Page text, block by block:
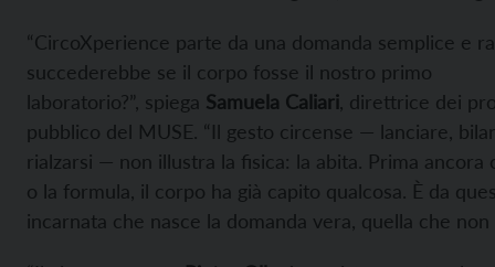
“CircoXperience parte da una domanda semplice e
succederebbe se il corpo fosse il nostro primo
laboratorio?”, spiega Samuela Caliari , direttrice dei
pubblico del MUSE. “Il gesto circense — lanciare,
rialzarsi — non illustra la fisica: la abita. Prima ancora
o la formula, il corpo ha già capito qualcosa. È da
incarnata che nasce la domanda vera, quella che non